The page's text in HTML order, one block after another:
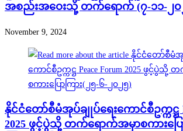
အစည်းအဝေးသို့ တက်ရောက် (၇-၁၁-၂၀
November 9, 2024
နိုင်ငံတော်စီမံအုပ်ချုပ်ရေးကောင်စီဥက္ကဋ္ဌ
2025 ဖွင့်ပွဲသို့ တက်ရောက်အမှာစကားပြေ